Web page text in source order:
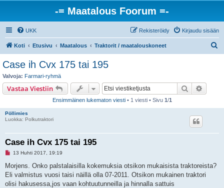
-= Maatalous Foorum =-
UKK Kirjaudu sisään
Rekisteröidy
Koti Etusivu Maatalous Traktorit / maatalouskoneet
Case ih Cvx 175 tai 195
Valvoja: Farmari-ryhmä
Vastaa Viestiin Etsi
Ensimmäinen lukematon viesti• 1 viesti • Sivu 1/1
Pöllimies
Luokka: Polkutraktori
Case ih Cvx 175 tai 195
L
k
m
a
13 Huhti 2017, 19:19
Morjens. Onko palstalaisilla kokemuksia otsikon mukaisista traktoreista?
Eli valmistus vuosi taisi näillä olla 07-2011. Otsikon mukainen traktori
olisi hakusessa,jos vaan kohtuutunneilla ja hinnalla sattuis